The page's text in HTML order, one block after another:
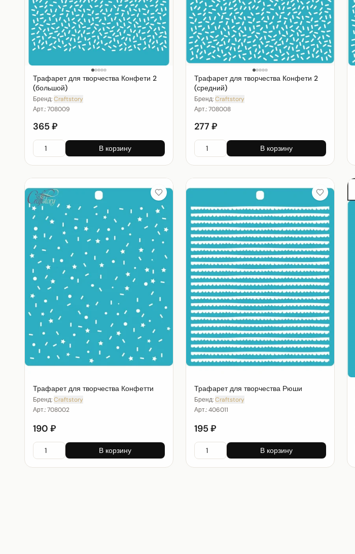
Трафарет для творчества Конфети 2
(большой)
Бренд:Craftstory
Арт.:708009
365 ₽
В корзину
Трафарет для творчества Конфети 2
(средний)
Бренд:Craftstory
Арт.:708008
277 ₽
В корзину
Трафарет для творчества Конфетти
Бренд:Craftstory
Арт.:708002
190 ₽
В корзину
Трафарет для творчества Рюши
Бренд:Craftstory
Арт.:406011
195 ₽
В корзину